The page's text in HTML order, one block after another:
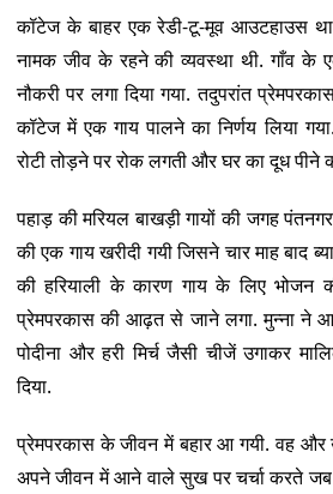
कॉटेज के बाहर एक रेडी-टू-मूव आउटहाउस
नामक जीव के रहने की व्यवस्था थी. गाँव के
नौकरी पर लगा दिया गया. तदुपरांत
कॉटेज में एक गाय पालने का निर्णय लिया
रोटी तोड़ने पर रोक लगती और घर का दूध पीने
पहाड़ की मरियल बाखड़ी गायों की जगह
की एक गाय खरीदी गयी जिसने चार माह बाद
की हरियाली के कारण गाय के लिए भोजन
प्रेमपरकास की आढ़त से जाने लगा. मुन्ना ने
पोदीना और हरी मिर्च जैसी चीजें उगाकर
दिया.
प्रेमपरकास के जीवन में बहार आ गयी. वह और
अपने जीवन में आने वाले सुख पर चर्चा करते जब